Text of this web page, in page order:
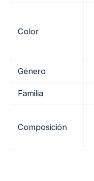
Color
Género
Familia
Composición